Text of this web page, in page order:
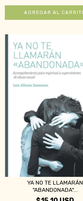
YA NO TE LLAMARÁN
"ABANDONADA"...